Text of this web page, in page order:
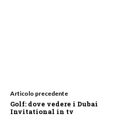
Articolo precedente
Golf: dove vedere i Dubai
Invitational in tv